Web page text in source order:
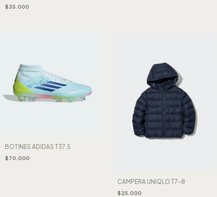
$35.000
BOTINES ADIDAS T37,5
$70.000
CAMPERA UNIQLO T7-8
$25.000